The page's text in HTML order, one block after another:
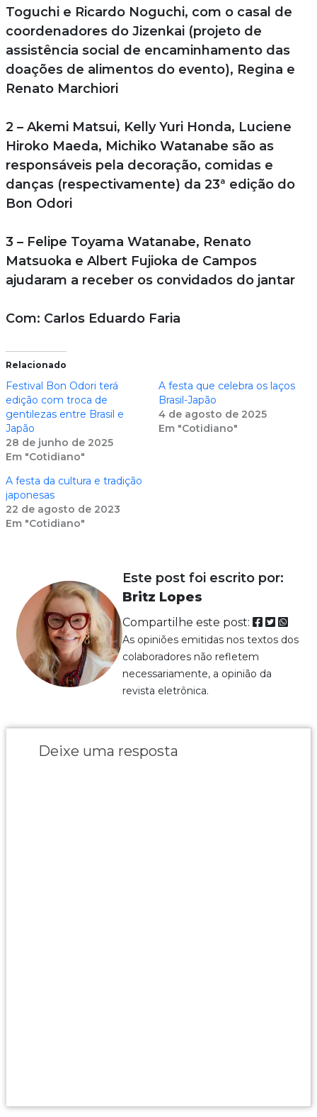
Toguchi e Ricardo Noguchi, com o casal de
coordenadores do Jizenkai (projeto de
assistência social de encaminhamento das
doações de alimentos do evento), Regina e
Renato Marchiori
2 – Akemi Matsui, Kelly Yuri Honda, Luciene
Hiroko Maeda, Michiko Watanabe são as
responsáveis pela decoração, comidas e
danças (respectivamente) da 23ª edição do
Bon Odori
3 – Felipe Toyama Watanabe, Renato
Matsuoka e Albert Fujioka de Campos
ajudaram a receber os convidados do jantar
Com: Carlos Eduardo Faria
Relacionado
Festival Bon Odori terá
edição com troca de
gentilezas entre Brasil e
Japão
28 de junho de 2025
Em "Cotidiano"
A festa que celebra os laços
Brasil-Japão
4 de agosto de 2025
Em "Cotidiano"
A festa da cultura e tradição
japonesas
22 de agosto de 2023
Em "Cotidiano"
Este post foi escrito por:
Britz Lopes
Compartilhe este post:
As opiniões emitidas nos textos dos
colaboradores não refletem
necessariamente, a opinião da
revista eletrônica.
Deixe uma resposta